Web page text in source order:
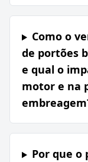
Como o
de portões
e qual o
motor e na
Por que